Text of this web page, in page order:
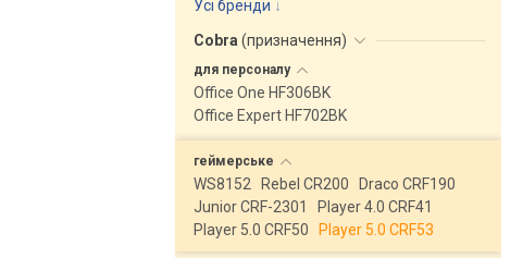
Усі бренди
Cobra (призначення)
для персоналу
Office One HF306BK
Office Expert HF702BK
геймерське
WS8152 Rebel CR200
Draco CRF190
Junior CRF-2301
Player 4.0 CRF41
Player 5.0 CRF50
Player 5.0 CRF53